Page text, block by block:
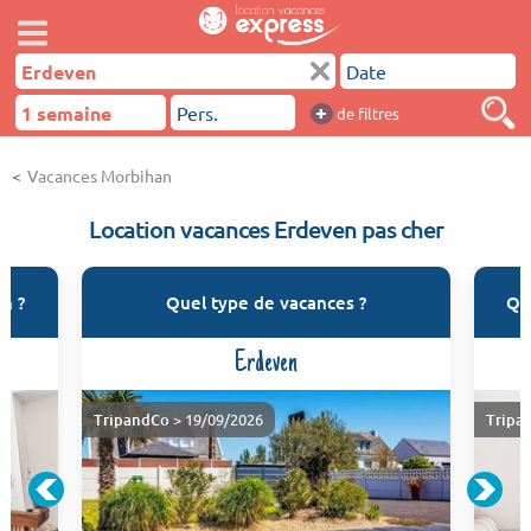
+ de filtres
Vacances Morbihan
Location vacances Erdeven pas cher
? Quel type de vacances ?
Erdeven
TripandCo > 19/09/2026